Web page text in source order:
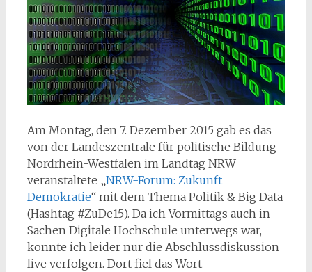
Am Montag, den 7. Dezember 2015 gab es das
von der Landeszentrale für politische Bildung
Nordrhein-Westfalen im Landtag NRW
veranstaltete „NRW-Forum: Zukunft
Demokratie“ mit dem Thema Politik & Big Data
(Hashtag #ZuDe15). Da ich Vormittags auch in
Sachen Digitale Hochschule unterwegs war,
konnte ich leider nur die Abschlussdiskussion
live verfolgen. Dort fiel das Wort